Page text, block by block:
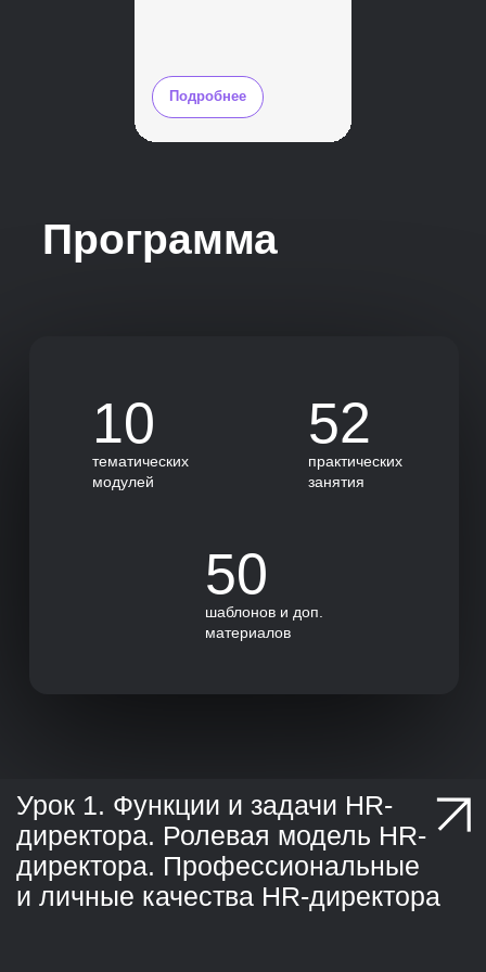
Подробнее
Вам не нужно создавать с нуля все рабочие
документы, которыми пользуются HR-
директор, — мы дадим вам все шаблоны
и покажем, как ими лучше пользоваться
обучение
Обучение наших студентов проходит
в нашей собственной платформе
Поддержим вас на каждом этапе.
Возникнут вопросы или трудности,
понадобится дополнительная
консультация или академический отпуск
Модули